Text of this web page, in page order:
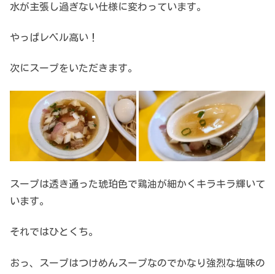
水が主張し過ぎない仕様に変わっています。
やっぱレベル高い！
次にスープをいただきます。
スープは透き通った琥珀色で鶏油が細かくキラキラ輝いて
います。
それではひとくち。
おっ、スープはつけめんスープなのでかなり強烈な塩味の